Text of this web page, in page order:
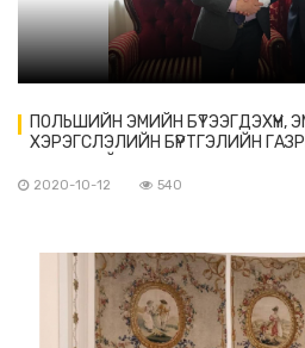
ПОЛЬШИЙН ЭМИЙН БҮТЭЭГДЭХҮҮН,
ХЭРЭГСЛЭЛИЙН БҮРТГЭЛИЙН
2020-10-12 540